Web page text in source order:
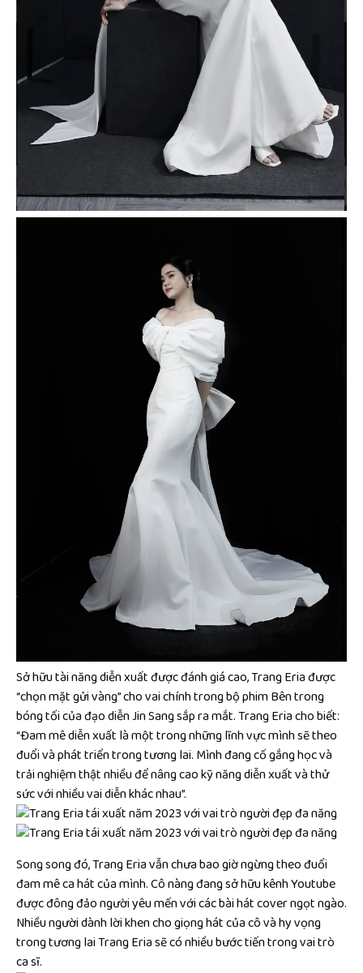
Sở hữu tài năng diễn xuất được đánh giá cao, Trang Eria được
“chọn mặt gửi vàng” cho vai chính trong bộ phim Bên trong
bóng tối của đạo diễn Jin Sang sắp ra mắt. Trang Eria cho biết:
“Đam mê diễn xuất là một trong những lĩnh vực mình sẽ theo
đuổi và phát triển trong tương lai. Mình đang cố gắng học và
trải nghiệm thật nhiều để nâng cao kỹ năng diễn xuất và thử
sức với nhiều vai diễn khác nhau”.
Song song đó, Trang Eria vẫn chưa bao giờ ngừng theo đuổi
đam mê ca hát của mình. Cô nàng đang sở hữu kênh Youtube
được đông đảo người yêu mến với các bài hát cover ngọt ngào.
Nhiều người dành lời khen cho giọng hát của cô và hy vọng
trong tương lai Trang Eria sẽ có nhiều bước tiến trong vai trò
ca sĩ.